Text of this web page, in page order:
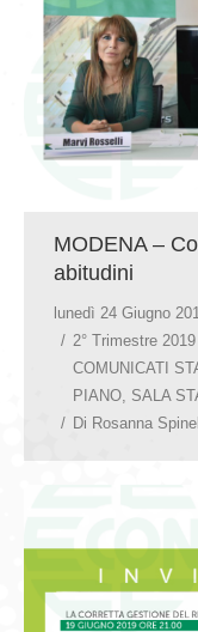
MODENA –
abitudini
lunedì 24 Giugno
2° Trimestre
COMUNICATI
PIANO SALA
Di Rosanna